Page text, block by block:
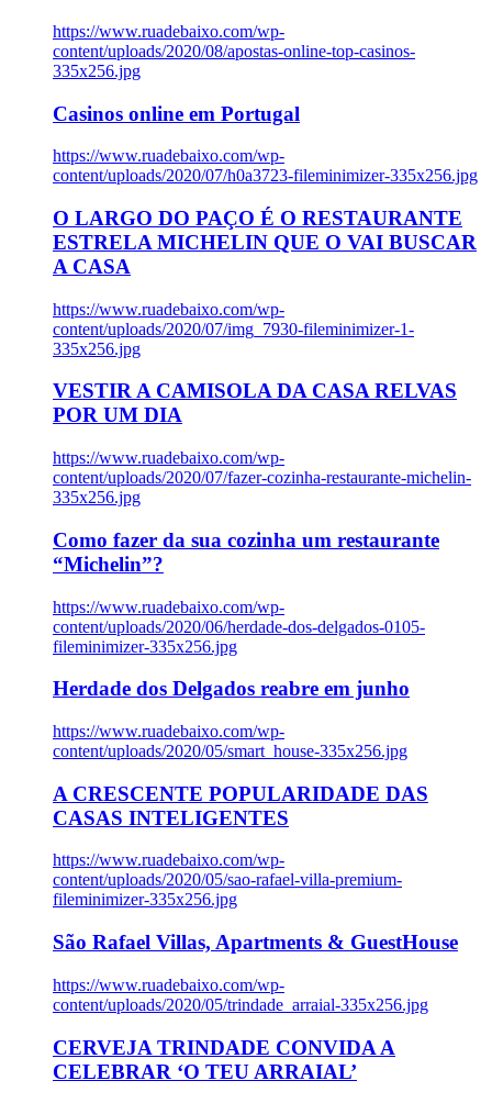
https://www.ruadebaixo.com/wp-
content/uploads/2020/08/apostas-online-top-casinos-
335x256.jpg
Casinos online em Portugal
https://www.ruadebaixo.com/wp-
content/uploads/2020/07/h0a3723-fileminimizer-335x256.jpg
O LARGO DO PAÇO É O RESTAURANTE
ESTRELA MICHELIN QUE O VAI BUSCAR
A CASA
https://www.ruadebaixo.com/wp-
content/uploads/2020/07/img_7930-fileminimizer-1-
335x256.jpg
VESTIR A CAMISOLA DA CASA RELVAS
POR UM DIA
https://www.ruadebaixo.com/wp-
content/uploads/2020/07/fazer-cozinha-restaurante-michelin-
335x256.jpg
Como fazer da sua cozinha um restaurante
“Michelin”?
https://www.ruadebaixo.com/wp-
content/uploads/2020/06/herdade-dos-delgados-0105-
fileminimizer-335x256.jpg
Herdade dos Delgados reabre em junho
https://www.ruadebaixo.com/wp-
content/uploads/2020/05/smart_house-335x256.jpg
A CRESCENTE POPULARIDADE DAS
CASAS INTELIGENTES
https://www.ruadebaixo.com/wp-
content/uploads/2020/05/sao-rafael-villa-premium-
fileminimizer-335x256.jpg
São Rafael Villas, Apartments & GuestHouse
https://www.ruadebaixo.com/wp-
content/uploads/2020/05/trindade_arraial-335x256.jpg
CERVEJA TRINDADE CONVIDA A
CELEBRAR ‘O TEU ARRAIAL’